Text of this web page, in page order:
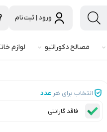
ورود | ثبت‌نام
مصالح دکوراتیو لوازم
انتخاب برای هر عدد
فاقد گارانتی